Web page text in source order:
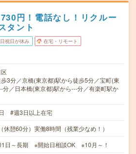
円！電話なし！リクルー
タント
祝日が休み 在宅・リモート
3分／京橋(東京都)駅から徒歩5分／宝町(東
分／日本橋(東京都)駅から---分／有楽町駅か
#週3日以上在宅
休憩60分）実働8時間（残業少なめ！）
日～長期 ※開始日相談OK ※10月～！